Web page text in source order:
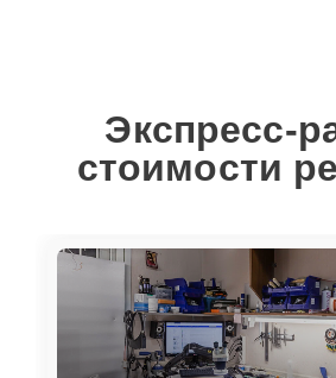
Экспресс-
стоимости